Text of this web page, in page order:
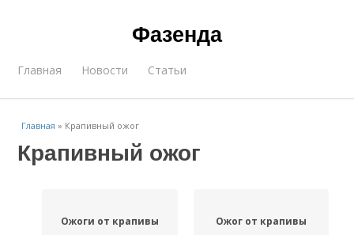
Фазенда
Главная Новости Статьи
Главная » Крапивный ожог
Крапивный ожог
Ожоги от крапивы Ожог от крапивы